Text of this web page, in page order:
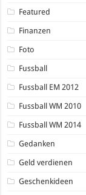
Featured
Finanzen
Foto
Fussball
Fussball EM 2012
Fussball WM 2010
Fussball WM 2014
Gedanken
Geld verdienen
Geschenkideen